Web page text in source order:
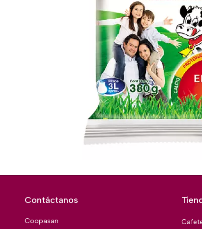
Contáctanos
Coopasan